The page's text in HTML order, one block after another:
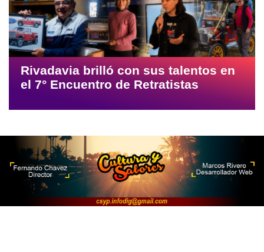
Rivadavia brilló con sus talentos en
el 7° Encuentro de Retratistas